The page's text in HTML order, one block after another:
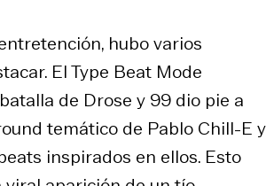
hubo varios
El Type Beat Mode
de Drose y 99 dio pie a
temático de Pablo Chill-E y
inspirados en ellos. Esto